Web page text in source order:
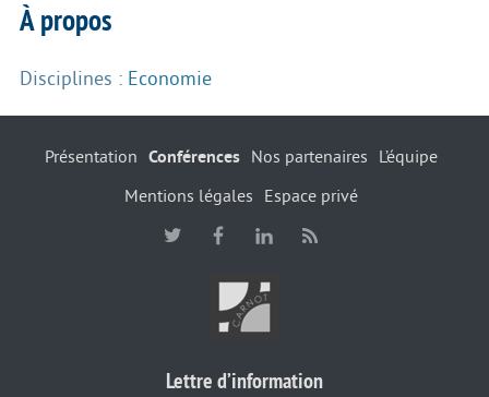
À propos
Disciplines : Economie
Présentation Conférences Nos partenaires
L’équipe
Mentions légales
Espace privé
Lettre d’information